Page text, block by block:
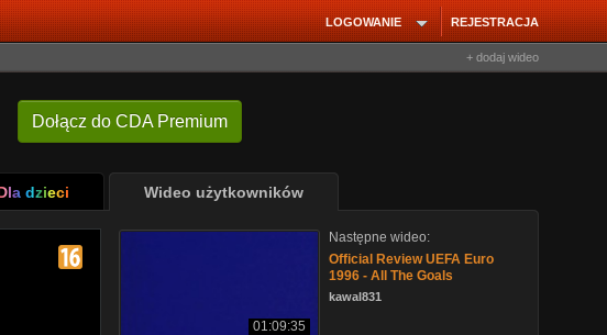
REJESTRACJA
LOGOWANIE
+ dodaj wideo
Dołącz do CDA Premium
dzieci Wideo użytkowników
01:09:35
Następne wideo:
Official Review UEFA Euro
1996 - All The Goals
kawal831